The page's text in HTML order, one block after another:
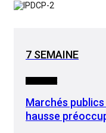
7 SEMAINE
Marchés publics
hausse